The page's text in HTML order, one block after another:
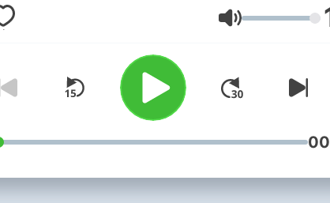
community! Discover your
inner peace through
tunes. Share your favorites! --
Hosting provided by
音量